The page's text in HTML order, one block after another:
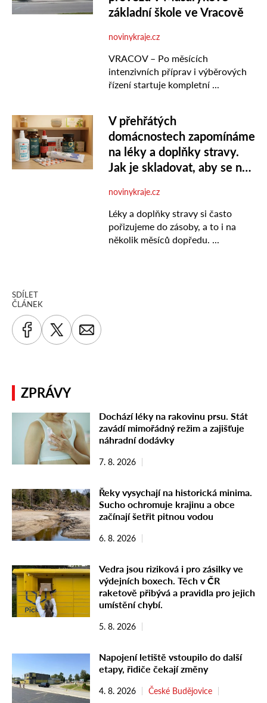
SDÍLET
ČLÁNEK
ZPRÁVY
Dochází léky na rakovinu prsu. Stát
zavádí mimořádný režim a zajišťuje
náhradní dodávky
7. 8. 2026
Řeky vysychají na historická minima.
Sucho ochromuje krajinu a obce
začínají šetřit pitnou vodou
6. 8. 2026
Vedra jsou riziková i pro zásilky ve
výdejních boxech. Těch v ČR
raketově přibývá a pravidla pro jejich
umístění chybí.
5. 8. 2026
Napojení letiště vstoupilo do další
etapy, řidiče čekají změny
4. 8. 2026 České Budějovice